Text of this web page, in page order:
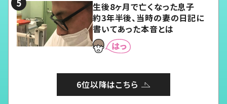
生後8ヶ月で亡くなった息子
約3年半後、当時の妻の日記に
書いてあった本音とは
6位以降はこちら